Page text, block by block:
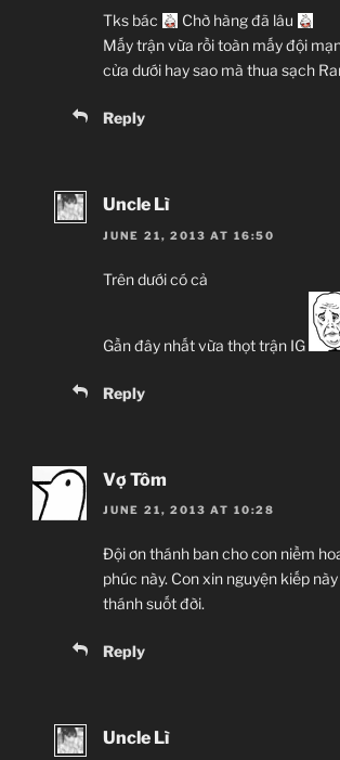
Tks bác
Chờ hàng đã lâu
Mấy trận vừa rồi toàn mấy đội
cửa dưới hay sao mà thua sạch
Reply
Uncle Lì
JUNE 21, 2013 AT 16:50
Trên dưới có cả
Gần đây nhất vừa thọt trận IG
Reply
Vợ Tôm
JUNE 21, 2013 AT 10:28
Đội ơn thánh ban cho con niềm
phúc này. Con xin nguyện kiếp
thánh suốt đời.
Reply
Uncle Lì